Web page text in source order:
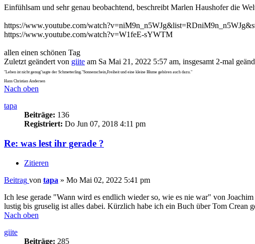
Einfühlsam und sehr genau beobachtend, beschreibt Marlen Haushofer die
https://www.youtube.com/
https://www.youtube.com/watch?v=W1feE-sYWTM
allen einen schönen Tag
Zuletzt geändert von giite am Sa Mai 21, 2022 5:57 am, insgesamt 2-mal
"Leben ist nicht genug"sagte der Schmetterling."Sonnenschein,Freiheit und eine kleine Blume gehören auch dazu."
Hans Christian Andersen
Nach oben
tapa
Beiträge: 136
Registriert: Do Jun 07, 2018 4:11 pm
Re: was lest ihr gerade ?
Zitieren
Beitrag von tapa » Mo Mai 02, 2022 5:41 pm
Ich lese gerade "Wann wird es endlich wieder so, wie es nie war" von
lustig bis gruselig ist alles dabei. Kürzlich habe ich ein Buch über Tom Crean
Nach oben
giite
Beiträge: 285